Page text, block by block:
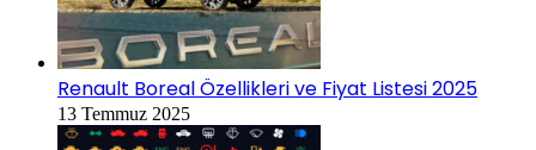
Renault Boreal Özellikleri ve Fiyat Listesi 2025
13 Temmuz 2025